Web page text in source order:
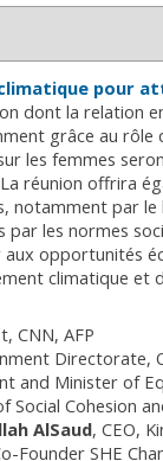
pour
dont la
grâce au
les femmes
réunion offrira
notamment par
les normes
opportunités
climatique
CNN, AFP
Directorate
and Minister of
Social Cohesion
AlSaud CEO
Founder SHE